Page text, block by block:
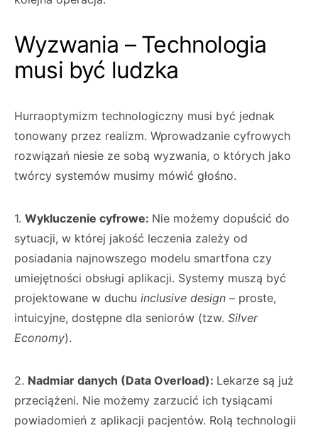
Wyzwania – Technologia
musi być ludzka
Hurraoptymizm technologiczny musi być jednak
tonowany przez realizm. Wprowadzanie cyfrowych
rozwiązań niesie ze sobą wyzwania, o których jako
twórcy systemów musimy mówić głośno.
1. Wykluczenie cyfrowe: Nie możemy dopuścić do
sytuacji, w której jakość leczenia zależy od
posiadania najnowszego modelu smartfona czy
umiejętności obsługi aplikacji. Systemy muszą być
projektowane w duchu inclusive design – proste,
intuicyjne, dostępne dla seniorów (tzw. Silver
Economy).
2. Nadmiar danych (Data Overload): Lekarze są już
przeciążeni. Nie możemy zarzucić ich tysiącami
powiadomień z aplikacji pacjentów. Rolą technologii